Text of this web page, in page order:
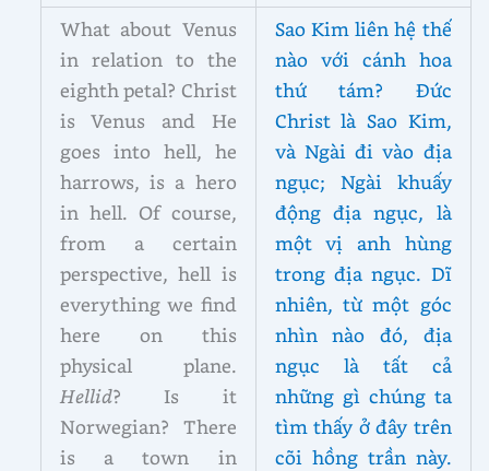
What about Venus
in relation to the
eighth petal? Christ
is Venus and He
goes into hell, he
harrows, is a hero
in hell. Of course,
from a certain
perspective, hell is
everything we find
here on this
physical plane.
Hellid? Is it
Norwegian? There
is a town in
Sao Kim liên hệ thế
nào với cánh hoa
thứ tám? Đức
Christ là Sao Kim,
và Ngài đi vào địa
ngục; Ngài khuấy
động địa ngục, là
một vị anh hùng
trong địa ngục. Dĩ
nhiên, từ một góc
nhìn nào đó, địa
ngục là tất cả
những gì chúng ta
tìm thấy ở đây trên
cõi hồng trần này.